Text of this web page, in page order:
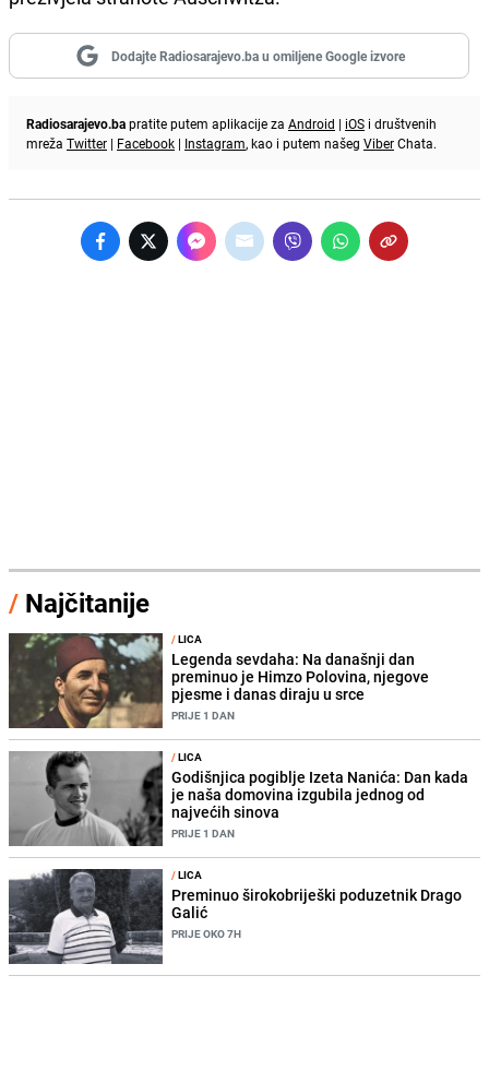
Dodajte Radiosarajevo.ba u omiljene Google izvore
Radiosarajevo.bapratite putem aplikacije za Android | iOS i društvenih
mreža Twitter | Facebook | Instagram, kao i putem našeg ViberChata.
/ Najčitanije
/LICA
Legenda sevdaha: Na današnji dan
preminuo je Himzo Polovina, njegove
pjesme i danas diraju u srce
PRIJE 1 DAN
/LICA
Godišnjica pogiblje Izeta Nanića: Dan kada
je naša domovina izgubila jednog od
najvećih sinova
PRIJE 1 DAN
/LICA
Preminuo širokobriješki poduzetnik Drago
Galić
PRIJE OKO 7H